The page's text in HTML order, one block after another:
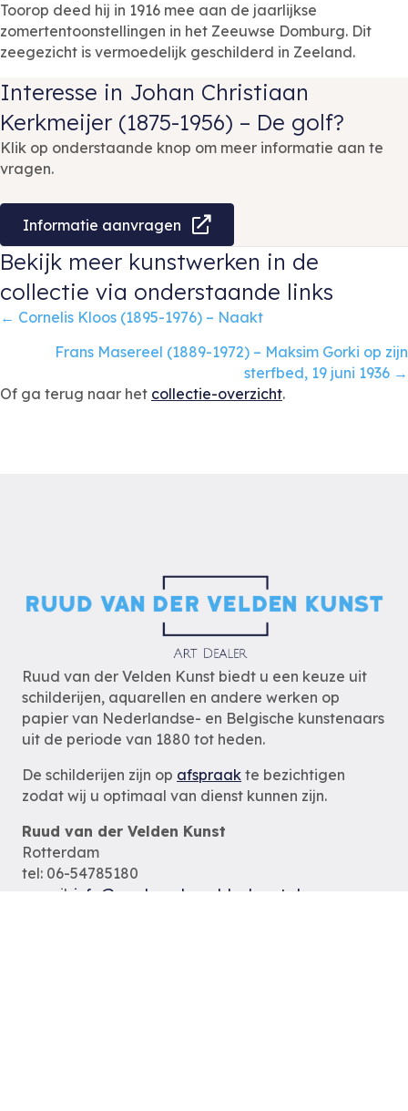
Toorop deed hij in 1916 mee aan de jaarlijkse
zomertentoonstellingen in het Zeeuwse Domburg. Dit
zeegezicht is vermoedelijk geschilderd in Zeeland.
Interesse in Johan Christiaan
Kerkmeijer (1875-1956) – De golf?
Klik op onderstaande knop om meer informatie aan te
vragen.
Informatie aanvragen
Bekijk meer kunstwerken in de
collectie via onderstaande links
Posts
navigation
← Cornelis Kloos (1895-1976) – Naakt
Frans Masereel (1889-1972) – Maksim Gorki op zijn
sterfbed, 19 juni 1936 →
Of ga terug naar het collectie-overzicht.
Ruud van der Velden Kunst biedt u een keuze uit
schilderijen, aquarellen en andere werken op
papier van Nederlandse- en Belgische kunstenaars
uit de periode van 1880 tot heden.
De schilderijen zijn op afspraak te bezichtigen
zodat wij u optimaal van dienst kunnen zijn.
Ruud van der Velden Kunst
Rotterdam
tel: 06-54785180
e-mail: info@ruudvanderveldenkunst.nl